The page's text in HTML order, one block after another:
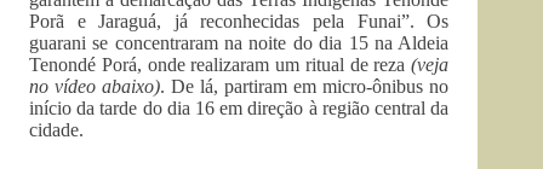
Porã e Jaraguá, já reconhecidas pela Funai”. Os
guarani se concentraram na noite do dia 15 na Aldeia
Tenondé Porá, onde realizaram um ritual de reza(veja
no vídeo abaixo). De lá, partiram em micro-ônibus no
início da tarde do dia 16 em direção à região central da
cidade.